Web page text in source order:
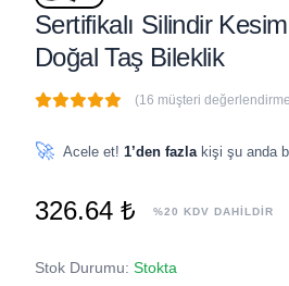
Sertifikalı Silindir
Doğal Taş Bileklik
(16 müşteri
🚀 Acele et! 1’den fazla kişi şu anda
326.64 ₺ %20 KDV DAHİLDİR
Stok Durumu: Stokta